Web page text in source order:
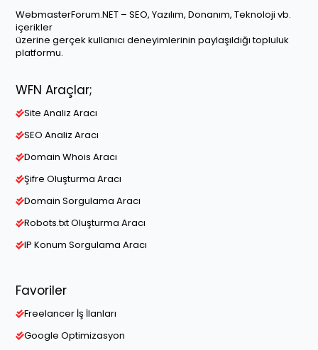
WebmasterForum.NET – SEO, Yazılım, Donanım, Teknoloji vb.
içerikler
üzerine gerçek kullanıcı deneyimlerinin paylaşıldığı topluluk
platformu.
WFN Araçlar;
Site Analiz Aracı
SEO Analiz Aracı
Domain Whois Aracı
Şifre Oluşturma Aracı
Domain Sorgulama Aracı
Robots.txt Oluşturma Aracı
IP Konum Sorgulama Aracı
Favoriler
Freelancer İş İlanları
Google Optimizasyon